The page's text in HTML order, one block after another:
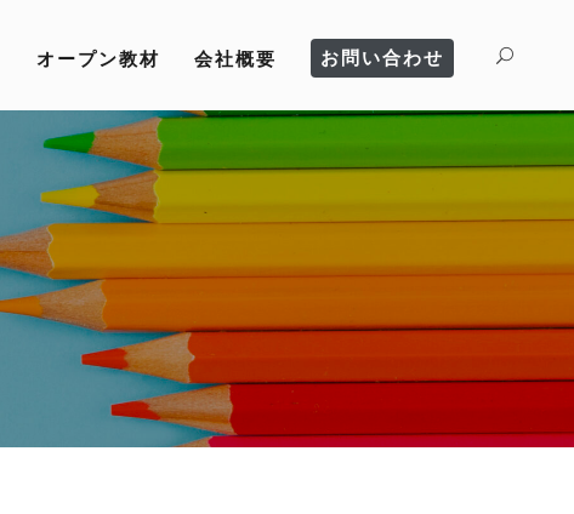
オープン教材 会社概要 お問い合わせ